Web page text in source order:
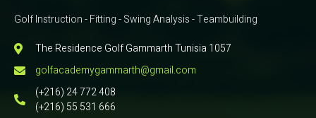
Golf Instruction - Fitting - Swing Analysis - Teambuilding
The Residence Golf Gammarth Tunisia 1057
golfacademygammarth@gmail.com
(+216) 24 772 408
(+216) 55 531 666